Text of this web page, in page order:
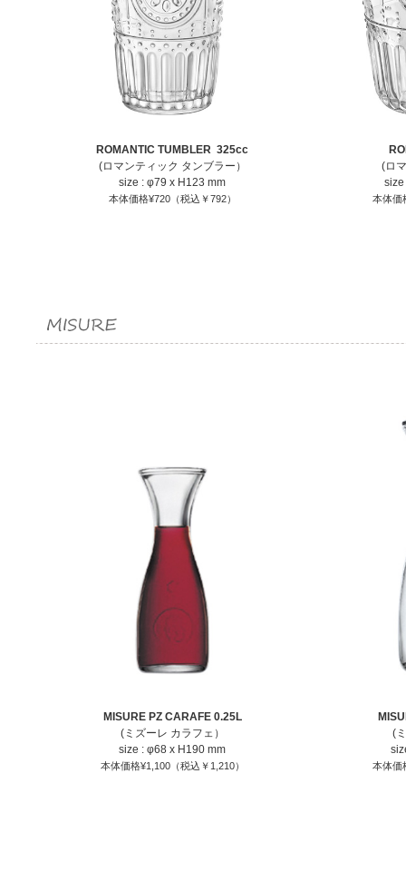
ROMANTIC TUMBLER 325cc
(ロマンティック タンブラー）
size : φ79 x H123 mm
本体価格¥720（税込￥792）
(ロ
本体価
MISURE PZ CARAFE 0.25L
(ミズーレ カラフェ）
size : φ68 x H190 mm
本体価格¥1,100（税込￥1,210）
(
本体価